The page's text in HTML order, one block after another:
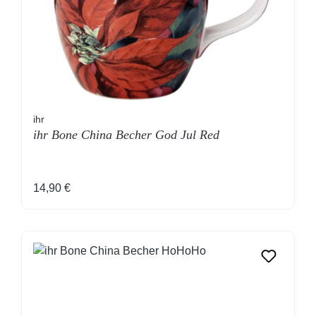
ihr
ihr Bone China Becher God Jul Red
Regulärer Preis:
14,90 €